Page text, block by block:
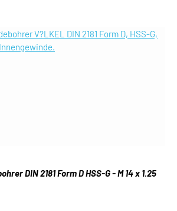
DIN 2181 Form D HSS-G - M 14 x 1.25